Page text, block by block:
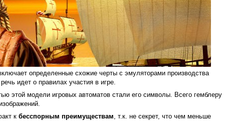
определенные схожие черты с эмуляторами производства
идет о правилах участия в игре.
этой модели игровых автоматов стали его символы. Всего гемблеру
к бесспорным преимуществам, т.к. не секрет, что чем меньше